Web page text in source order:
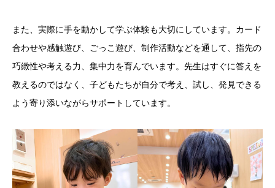
また、実際に手を動かして学ぶ体験も大切にしています。カード
合わせや感触遊び、ごっこ遊び、制作活動などを通して、指先の
巧緻性や考える力、集中力を育んでいます。先生はすぐに答えを
教えるのではなく、子どもたちが自分で考え、試し、発見できる
よう寄り添いながらサポートしています。